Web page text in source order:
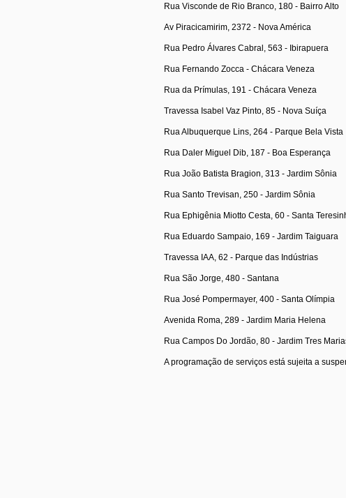
Rua Visconde de Rio Branco, 180 - Bairro Alto
Av Piracicamirim, 2372 - Nova América
Rua Pedro Álvares Cabral, 563 - Ibirapuera
Rua Fernando Zocca - Chácara Veneza
Rua da Prímulas, 191 - Chácara Veneza
Travessa Isabel Vaz Pinto, 85 - Nova Suíça
Rua Albuquerque Lins, 264 - Parque Bela Vista
Rua Daler Miguel Dib, 187 - Boa Esperança
Rua João Batista Bragion, 313 - Jardim Sônia
Rua Santo Trevisan, 250 - Jardim Sônia
Rua Ephigênia Miotto Cesta, 60 - Santa
Rua Eduardo Sampaio, 169 - Jardim Taiguara
Travessa IAA, 62 - Parque das Indústrias
Rua São Jorge, 480 - Santana
Rua José Pompermayer, 400 - Santa Olímpia
Avenida Roma, 289 - Jardim Maria Helena
Rua Campos Do Jordão, 80 - Jardim Tres
A programação de serviços está sujeita a